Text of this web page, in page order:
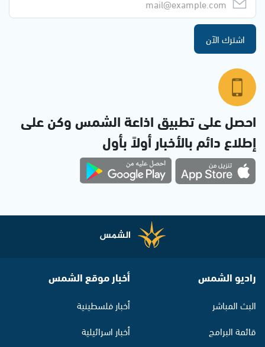
اشترك الآن
احصل على تطبيق اذاعة الشمس وكن على
إطلاع دائم بالأخبار أولاً بأول
راديو الشمس
البث المباشر
قائمة البرامج
أخبار موقع الشمس
أخبار فلسطينية
أخبار اسرائيلية